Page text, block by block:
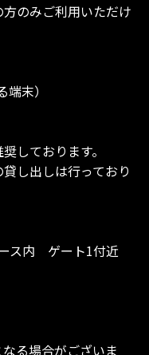
のみご利用いただけ
末）
しております。
し出しは行っており
ス内 ゲート1付近
る場合がございま